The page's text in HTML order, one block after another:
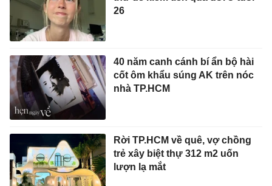
26
40 năm canh cánh bí ẩn bộ hài
cốt ôm khẩu súng AK trên nóc
nhà TP.HCM
Rời TP.HCM về quê, vợ chồng
trẻ xây biệt thự 312 m2 uốn
lượn lạ mắt